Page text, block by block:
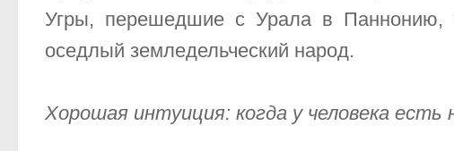
Угры, перешедшие с Урала в Паннонию,
оседлый земледельческий народ.
Хорошая интуиция: когда у человека